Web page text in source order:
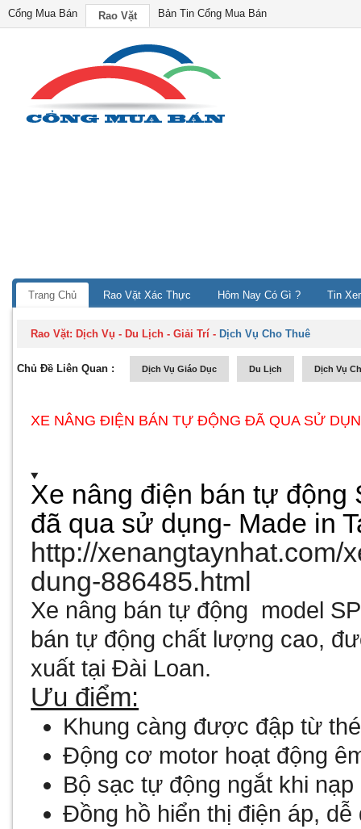
Cổng Mua Bán Rao Vặt Bản Tin Cổng Mua Bán
Trang Chủ Rao Vặt Xác Thực Hôm Nay Có Gì ? Tin
Rao Vặt: Dịch Vụ - Du Lịch - Giải Trí - Dịch Vụ Cho Thuê
Chủ Đề Liên Quan : Dịch Vụ Giáo Dục Du Lịch Dịch Vụ
XE NÂNG ĐIỆN BÁN TỰ ĐỘNG ĐÃ QUA SỬ
Xe nâng điện bán tự động
đã qua sử dụng- Made in
http://xenangtaynhat.com/
dung-886485.html
Xe nâng bán tự động model
bán tự động chất lượng cao,
xuất tại Đài Loan.
Ưu điểm:
Khung càng được đập từ
Động cơ motor hoạt động
Bộ sạc tự động ngắt khi
Đồng hồ hiển thị điện áp, dễ